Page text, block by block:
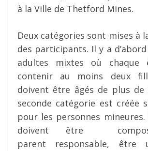
à la Ville de Thetford Mines.
Deux catégories sont mises à
des participants. Il y a
adultes mixtes où chaque
contenir au moins deux
doivent être âgés de plus de
seconde catégorie est créée
pour les personnes mineures.
doivent être
parent responsable, être